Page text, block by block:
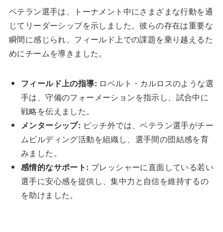
ベテラン選手は、トーナメント中にさまざまな行動を通
じてリーダーシップを示しました。彼らの存在は重要な
瞬間に感じられ、フィールド上での課題を乗り越えるた
めにチームを導きました。
フィールド上の指導: ロベルト・カルロスのような選
手は、守備のフォーメーションを指示し、試合中に
戦略を伝えました。
メンターシップ: ピッチ外では、ベテラン選手がチー
ムビルディング活動を組織し、選手間の団結感を育
みました。
感情的なサポート: プレッシャーに直面している若い
選手に安心感を提供し、集中力と自信を維持するの
を助けました。